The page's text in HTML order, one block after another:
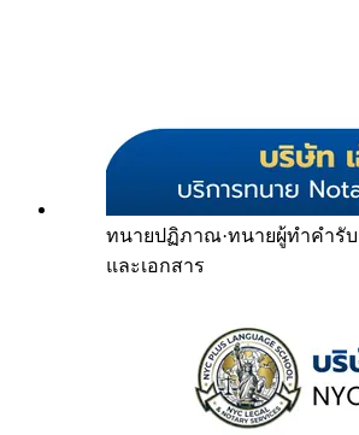
ทนายปฏิภาณ·ทนายผู้ทำคำรั
และเอกสาร